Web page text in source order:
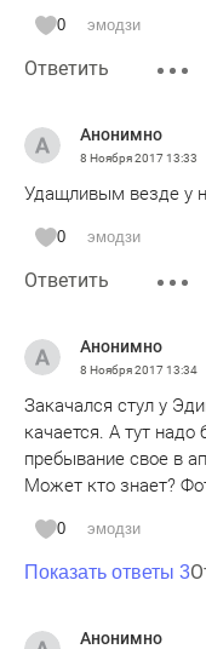
0 эмодзи
Ответить
Анонимно
8 Ноября 201713:33
Удащливым везде у
0 эмодзи
Ответить
Анонимно
8 Ноября 201713:34
Закачался стул у
качается. А тут надо
пребывание свое в
Может кто знает?
0 эмодзи
Показать ответы 3
Анонимно